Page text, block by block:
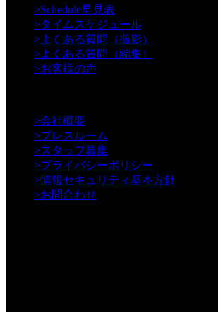
>Schedule早見表
>タイムスケジュール
>よくある質問（撮影）
>よくある質問（編集）
>お客様の声
>会社概要
>プレスルーム
>スタッフ募集
>プライバシーポリシー
>情報セキュリティ基本方針
>お問合わせ